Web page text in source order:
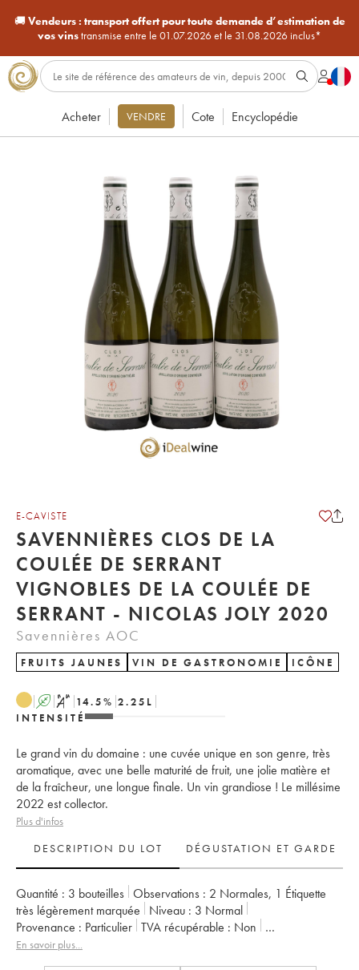
🚚Vendeurs : transport offert pour toute demande d’estimation de
vos vinstransmise entre le 01.07.2026 et le 31.08.2026 inclus*
Acheter VENDRE Cote Encyclopédie
E-CAVISTE
SAVENNIÈRES CLOS DE LA
COULÉE DE SERRANT
VIGNOBLES DE LA COULÉE DE
SERRANT - NICOLAS JOLY 2020
Savennières AOC
FRUITS JAUNES VIN DE GASTRONOMIE ICÔNE
A S 14.5% 2.25 L
INTENSITÉ
Le grand vin du domaine : une cuvée unique en son genre, très
aromatique, avec une belle maturité de fruit, une jolie matière et
de la fraîcheur, une longue finale. Un vin grandiose ! Le millésime
2022 est collector.
Plus d'infos
DESCRIPTION DU LOT
DÉGUSTATION ET GARDE
Quantité : 3 bouteilles Observations : 2 Normales, 1 Étiquette
très légèrement marquée
Niveau : 3 Normal
Provenance : particulier TVA récupérable :
non
Région :
Vallée de la Loire
En savoir plus...